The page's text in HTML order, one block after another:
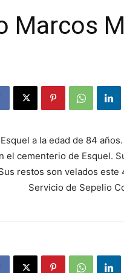
Marcos
a la edad de 84
el cementerio de Esquel.
restos son velados este
Servicio de Sepelio